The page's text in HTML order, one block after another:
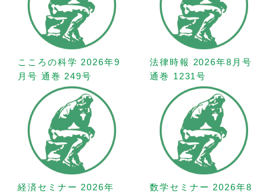
こころの科学 2026年9
月号 通巻 249号
法律時報 2026年8月号
通巻 1231号
経済セミナー 2026年
数学セミナー 2026年8